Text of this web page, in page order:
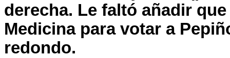
derecha. Le faltó añadir
Medicina para votar a
redondo.